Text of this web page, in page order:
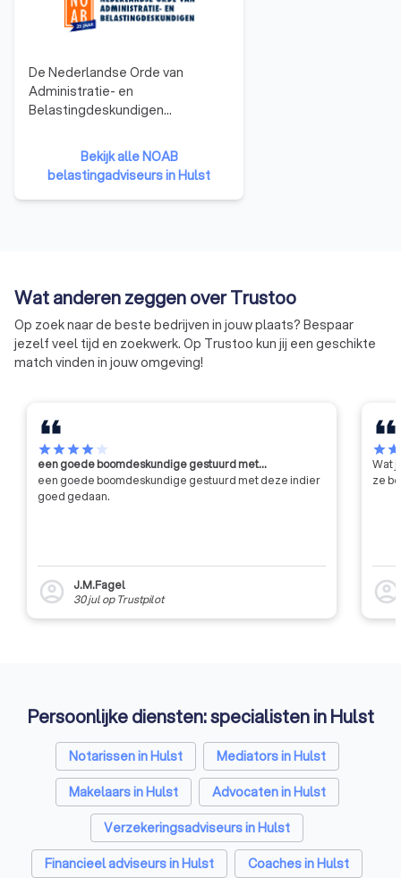
De Nederlandse Orde van
Administratie- en
Belastingdeskundigen
bedrijven en ondernemers,
ondersteunt
administratiekantoren en
belastingadviseurs, en zorgt
gespecialiseerd is in
administratieve en fiscale
dienstverlening voor mkb-
ondernemers. Ze hebben vaak
praktische ervaring binnen de
onderneming. NOAB-leden
hebben klantgerichtheid hoog in
het vaandel hebben staan.
Bekijk alle NOAB
belastingadviseurs in Hulst
Wat anderen zeggen over Trustoo
Op zoek naar de beste bedrijven in jouw plaats? Bespaar
jezelf veel tijd en zoekwerk. Op Trustoo kun jij een geschikte
match vinden in jouw omgeving!
starstarstarstarstar
een goede boomdeskundige gestuurd met…
een goede boomdeskundige gestuurd met deze indier
goed gedaan.
account_circle
J.M.Fagel
30 julop Trustpilot
starstar
Wat
ze
account_circle
Persoonlijke diensten: specialisten in Hulst
Notarissen in Hulst
Mediators in Hulst
Makelaars in Hulst
Advocaten in Hulst
Verzekeringsadviseurs in Hulst
Financieel adviseurs in Hulst
Coaches in Hulst